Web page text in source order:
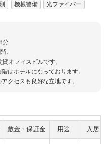
機械警備 光ファイバー
分
、
オフィスビルです。
はホテルになっております。
クセスも良好な立地です。
敷金・保証金 用途 入居日